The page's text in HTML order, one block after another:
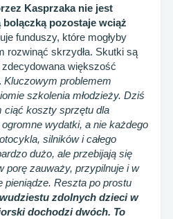
Kasprzaka nie jest
pozostaje wciąż
funduszy, które mogłyby
rozwinąć skrzydła. Skutki są
większość
Kluczowym problemem
szkolenia młodzieży. Dziś
ciąć koszty sprzętu dla
wydatki, a nie każdego
silników i całego
dużo, ale przebijają się
porę zauważy, przypilnuje i w
pieniądze. Reszta po prostu
zdolnych dzieci w
dochodzi dwóch. To